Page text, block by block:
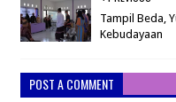
Tampil Beda,
Kebudayaan
POST A COMMENT